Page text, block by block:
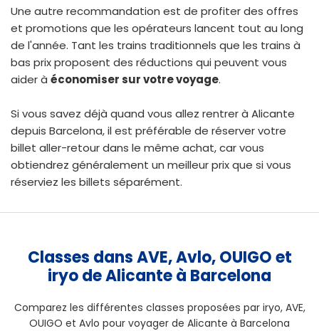
Une autre recommandation est de profiter des offres
et promotions que les opérateurs lancent tout au long
de l'année. Tant les trains traditionnels que les trains à
bas prix proposent des réductions qui peuvent vous
aider à économiser sur votre voyage.
Si vous savez déjà quand vous allez rentrer à Alicante
depuis Barcelona, il est préférable de réserver votre
billet aller-retourdans le même achat, car vous
obtiendrez généralement un meilleur prix que si vous
réserviez les billets séparément.
Classes dans AVE, Avlo, OUIGO et
iryo de Alicante à Barcelona
Comparez les différentes classes proposées par iryo, AVE,
OUIGO et Avlo pour voyager de Alicante à Barcelona